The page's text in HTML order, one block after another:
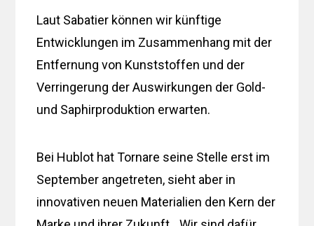
Laut Sabatier können wir künftige
Entwicklungen im Zusammenhang mit der
Entfernung von Kunststoffen und der
Verringerung der Auswirkungen der Gold-
und Saphirproduktion erwarten.
Bei Hublot hat Tornare seine Stelle erst im
September angetreten, sieht aber in
innovativen neuen Materialien den Kern der